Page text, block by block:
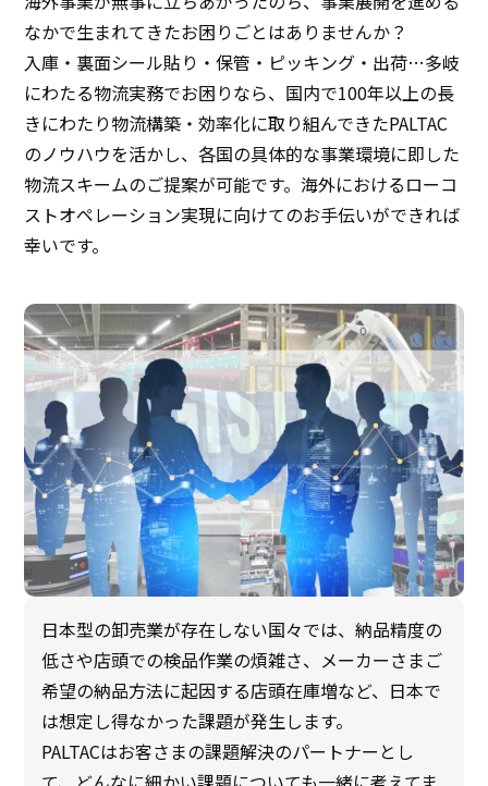
なかで生まれてきたお困りごとはありませんか？
入庫・裏面シール貼り・保管・ピッキング・出荷…多岐
にわたる物流実務でお困りなら、国内で100年以上の長
きにわたり物流構築・効率化に取り組んできたPALTAC
のノウハウを活かし、各国の具体的な事業環境に即した
物流スキームのご提案が可能です。海外におけるローコ
ストオペレーション実現に向けてのお手伝いができれば
幸いです。
日本型の卸売業が存在しない国々では、納品精度の
低さや店頭での検品作業の煩雑さ、メーカーさまご
希望の納品方法に起因する店頭在庫増など、日本で
は想定し得なかった課題が発生します。
PALTACはお客さまの課題解決のパートナーとし